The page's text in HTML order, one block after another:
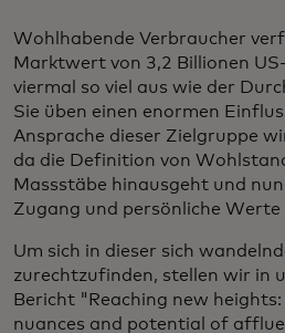
Wohlhabende Verbraucher
Marktwert von 3,2 Billionen
viermal so viel aus wie der
Sie üben einen enormen
Ansprache dieser Zielgruppe
da die Definition von
Massstäbe hinausgeht und
Zugang und persönliche
Um sich in dieser sich
zurechtzufinden, stellen wir in
Bericht "Reaching new
nuances and potential of